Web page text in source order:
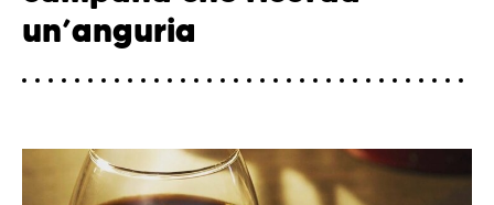
un’anguria